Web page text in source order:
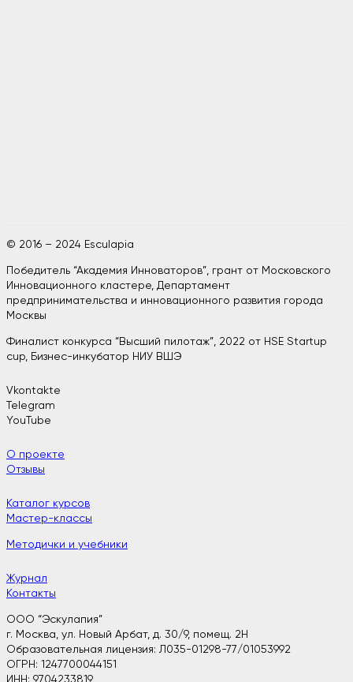
© 2016 – 2024 Esculapia
Победитель “Академия Инноваторов”, грант от Московского
Инновационного кластере, Департамент
предпринимательства и инновационного развития города
Москвы
Финалист конкурса “Высший пилотаж”, 2022 от HSE Startup
cup, Бизнес-инкубатор НИУ ВШЭ
Vkontakte
Telegram
YouTube
О проекте
Отзывы
Каталог курсов
Мастер-классы
Методички и учебники
Журнал
Контакты
ООО “Эскулапия”
г. Москва, ул. Новый Арбат, д. 30/9, помещ. 2H
Образовательная лицензия: Л035-01298-77/01053992
ОГРН: 1247700044151
ИНН: 9704233819